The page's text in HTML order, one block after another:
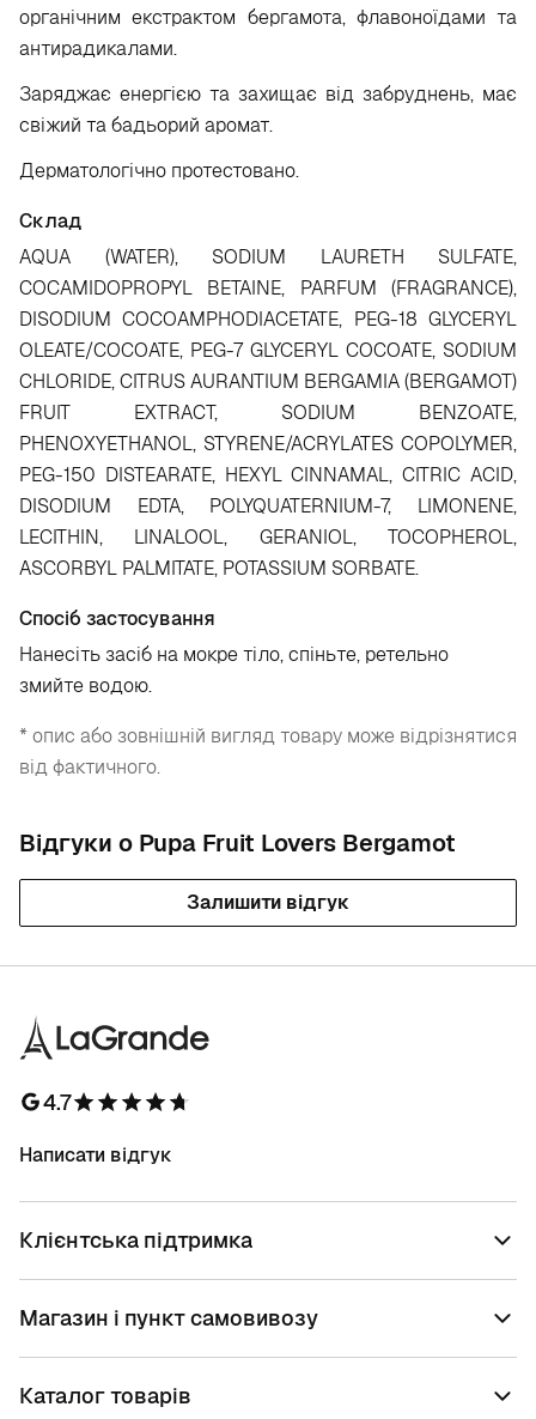
органічним екстрактом бергамота, флавоноїдами та
антирадикалами.
Заряджає енергією та захищає від забруднень, має
свіжий та бадьорий аромат.
Дерматологічно протестовано.
Склад
AQUA (WATER), SODIUM LAURETH SULFATE,
COCAMIDOPROPYL BETAINE, PARFUM (FRAGRANCE),
DISODIUM COCOAMPHODIACETATE, PEG-18 GLYCERYL
OLEATE/COCOATE, PEG-7 GLYCERYL COCOATE, SODIUM
CHLORIDE, CITRUS AURANTIUM BERGAMIA (BERGAMOT)
FRUIT EXTRACT, SODIUM BENZOATE,
PHENOXYETHANOL, STYRENE/ACRYLATES COPOLYMER,
PEG-150 DISTEARATE, HEXYL CINNAMAL, CITRIC ACID,
DISODIUM EDTA, POLYQUATERNIUM-7, LIMONENE,
LECITHIN, LINALOOL, GERANIOL, TOCOPHEROL,
ASCORBYL PALMITATE, POTASSIUM SORBATE.
Спосіб застосування
Нанесіть засіб на мокре тіло, спіньте, ретельно
змийте водою.
* опис або зовнішній вигляд товару може відрізнятися
від фактичного.
Відгуки о Pupa Fruit Lovers Bergamot
Залишити відгук
4.7
Написати відгук
Клієнтська підтримка
Магазин і пункт самовивозу
Каталог товарів